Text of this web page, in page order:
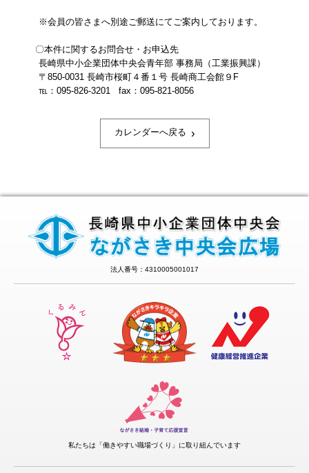
※会員の皆さまへ別途ご郵送にてご案内しております。
〇本件に関するお問合せ・お申込先
長崎県中小企業団体中央会青年部 事務局（工業振興課）
〒 850-0031 長崎市桜町４番１号 長崎商工会館９ F
℡： 095-826-3201 fax ： 095-821-8056
カレンダーへ戻る ›
法人番号：4310005001017
私たちは「働きやすい職場づくり」に取り組んでいます